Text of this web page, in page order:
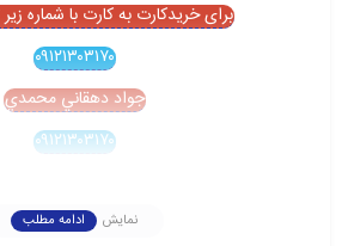
برای خریدکارت به کارت با شماره
۰۹۱۲۱۳۰۳۱۷۰
جواد دهقاني محمدي
۰۹۱۲۱۳۰۳۱۷۰
نمایش ادامه مطلب